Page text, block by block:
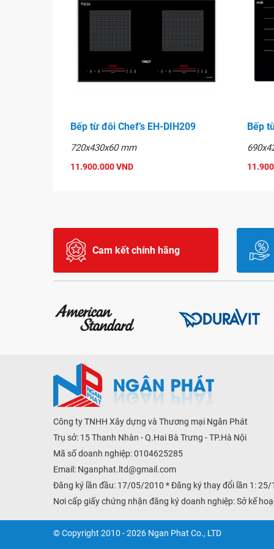
Bảo hành12tháng kể từ ngày mua
Bếp từ đôi Chef’s EH-DIH209
720x430x60 mm
11.900.000 VND
Bếp
Cam kết chính hãng
Công ty TNHH Xây dựng và Thương mại Ngân Phát
Trụ sở: 15 Thanh Nhàn - Q.Hai Bà Trưng - TP.Hà Nội
Mã số doanh nghiệp: 0104625285
Email: Nganphat.ltd@gmail.com
Đăng ký lần đầu: 17/05/2010 * Đăng ký thay đổi lần 1:
Nơi cấp giấy chứng nhận đăng ký doanh nghiệp: Sở kế
© Copyright 2010 - 2026 Ngan Phat Co., LTD